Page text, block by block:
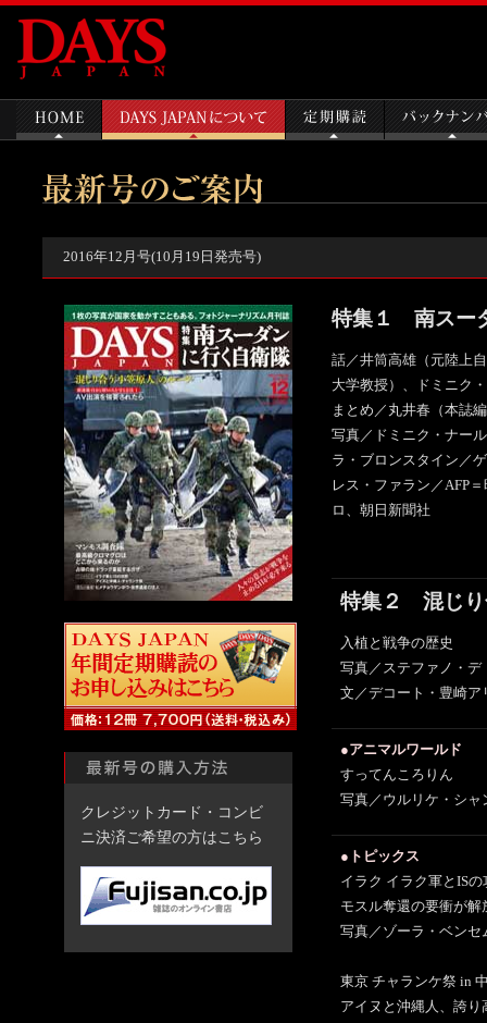
2016年12月号(10月19日発売号)
クレジットカード・コンビ
ニ決済ご希望の方はこちら
特集１ 南スー
話／井筒高雄（元陸上
大学教授）、ドミニク
まとめ／丸井春（本誌
写真／ドミニク・ナー
ラ・ブロンスタイン／
レス・ファラン／AFP
ロ、朝日新聞社
特集２ 混じり
入植と戦争の歴史
写真／ステファノ・デ
文／デコート・豊崎ア
●アニマルワールド
すってんころりん
写真／ウルリケ・シャ
●トピックス
イラク イラク軍とISの
モスル奪還の要衝が解
写真／ゾーラ・ベンセ
東京 チャランケ祭 in
アイヌと沖縄人、誇り